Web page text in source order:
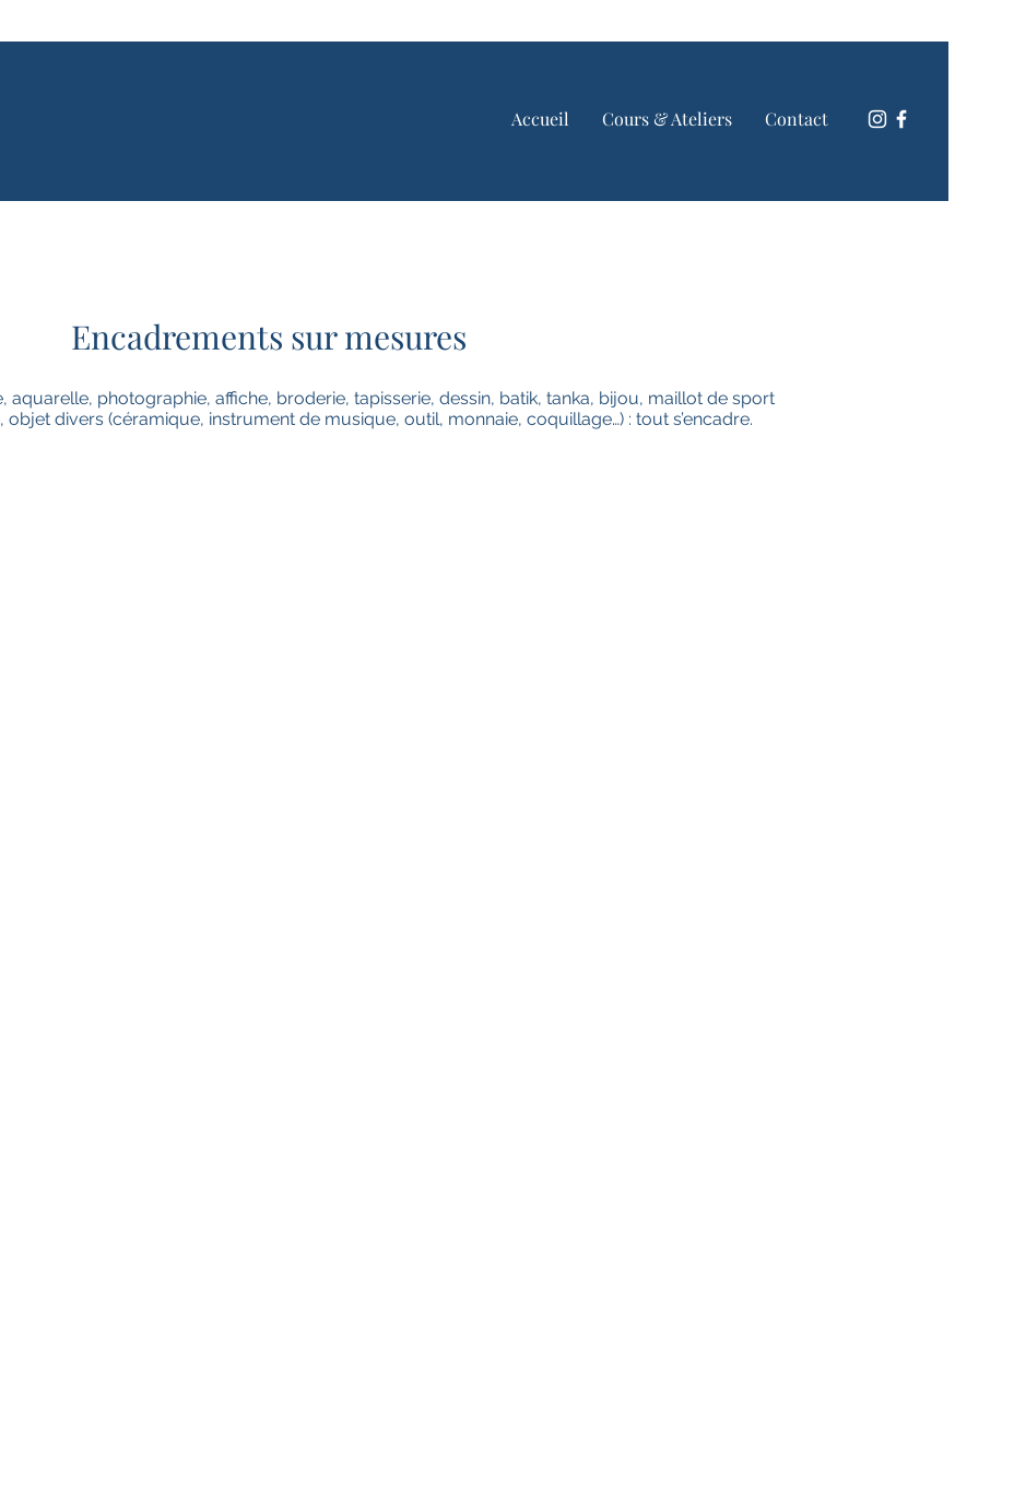
Accueil Cours & Ateliers Contact
Encadrements sur mesures
aquarelle, photographie, affiche, broderie, tapisserie, dessin, batik, tanka, bijou, maillot de sport
divers (céramique, instrument de musique, outil, monnaie, coquillage…) : tout s’encadre.